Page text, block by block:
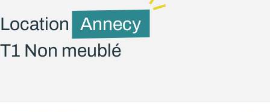
Location
Annecy
T1 Non meublé